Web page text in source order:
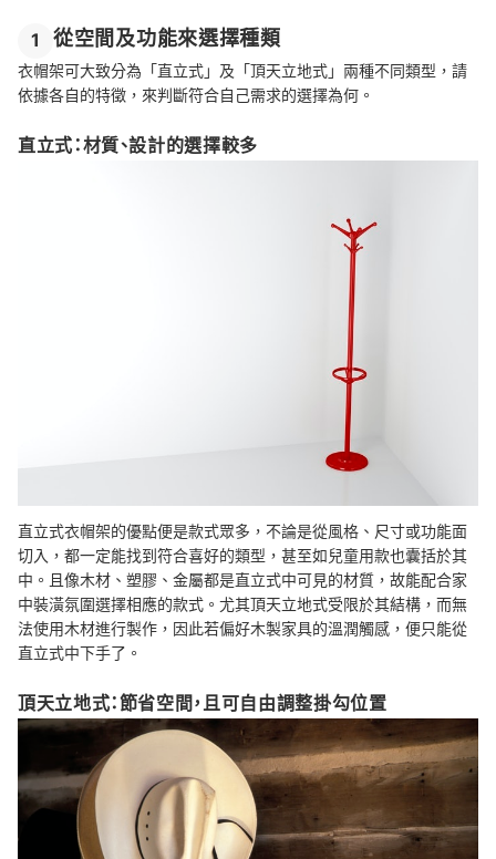
1 從空間及功能來選擇種類
衣帽架可大致分為「直立式」及「頂天立地式」兩種不同類型，請
依據各自的特徵，來判斷符合自己需求的選擇為何。
直立式：材質、設計的選擇較多
直立式衣帽架的優點便是款式眾多，不論是從風格、尺寸或功能面
切入，都一定能找到符合喜好的類型，甚至如兒童用款也囊括於其
中。且像木材、塑膠、金屬都是直立式中可見的材質，故能配合家
中裝潢氛圍選擇相應的款式。尤其頂天立地式受限於其結構，而無
法使用木材進行製作，因此若偏好木製家具的溫潤觸感，便只能從
直立式中下手了。
頂天立地式：節省空間，且可自由調整掛勾位置